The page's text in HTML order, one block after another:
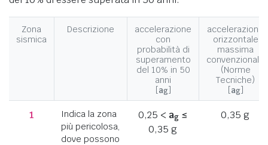
Zona
sismica
Descrizione
accelerazione
con
probabilità di
superamento
del 10% in 50
anni
[ag]
accelerazione
orizzontale
massima
convenzionale
(Norme
Tecniche)
[ag]
1
Indica la zona
più pericolosa,
dove possono
0,25 < ag≤
0,35 g
0,35 g